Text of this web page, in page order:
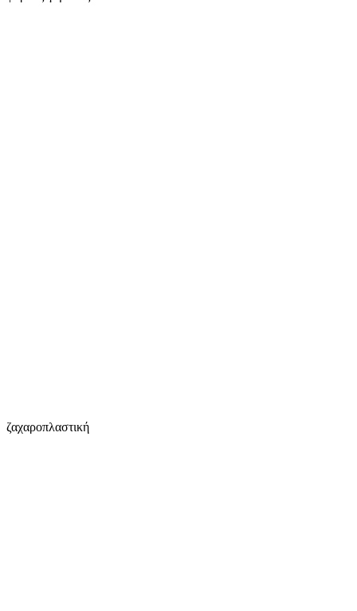
ζαχαροπλαστική